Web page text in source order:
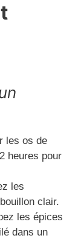
les os de
heures pour
les
clair.
les épices
dans un